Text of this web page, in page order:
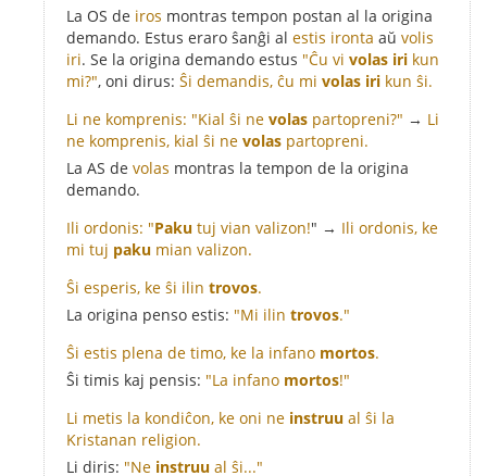
La OS de iros montras tempon postan al la origina
demando. Estus eraro ŝanĝi al estis ironta aŭ volis
iri. Se la origina demando estus "Ĉu vi volas iri kun
mi?", oni dirus: Ŝi demandis, ĉu mi volas iri kun ŝi.
Li ne komprenis: "Kial ŝi ne volas partopreni?" → Li
ne komprenis, kial ŝi ne volas partopreni.
La AS de volas montras la tempon de la origina
demando.
Ili ordonis: "Paku tuj vian valizon!" → Ili ordonis, ke
mi tuj paku mian valizon.
Ŝi esperis, ke ŝi ilin trovos.
La origina penso estis: "Mi ilin trovos."
Ŝi estis plena de timo, ke la infano mortos.
Ŝi timis kaj pensis: "La infano mortos!"
Li metis la kondiĉon, ke oni ne instruu al ŝi la
Kristanan religion.
Li diris: "Ne instruu al ŝi..."